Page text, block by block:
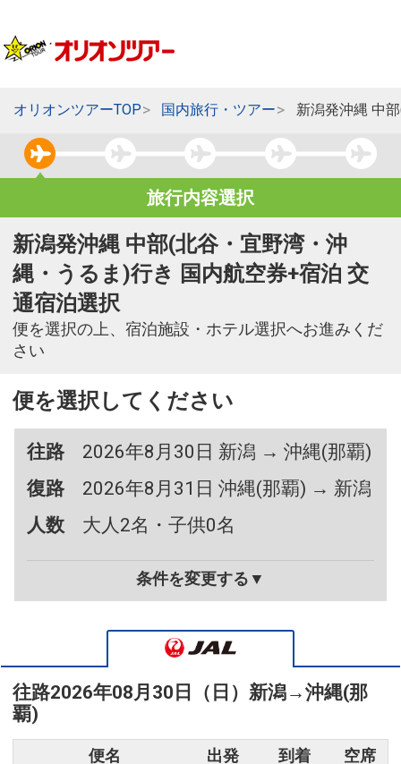
オリオンツアーTOP 国内旅行・ツアー 新潟発沖縄 中
旅行内容選択
新潟発沖縄 中部(北谷・宜野湾・沖
縄・うるま)行き 国内航空券+宿泊 交
通宿泊選択
便を選択の上、宿泊施設・ホテル選択へお進みくだ
さい
便を選択してください
往路
2026年8月30日 新潟 → 沖縄(那覇)
復路
2026年8月31日 沖縄(那覇) → 新潟
人数
大人2名・子供0名
条件を変更する▼
往路2026年08月30日（日） 新潟→沖縄(那
覇)
便名 出発 到着 空席